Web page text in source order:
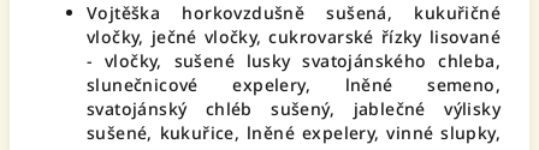
Vojtěška horkovzdušně sušená, kukuřičné
vločky, ječné vločky, cukrovarské řízky lisované
- vločky, sušené lusky svatojánského chleba,
slunečnicové expelery, lněné semeno,
svatojánský chléb sušený, jablečné výlisky
sušené, kukuřice, lněné expelery, vinné slupky,